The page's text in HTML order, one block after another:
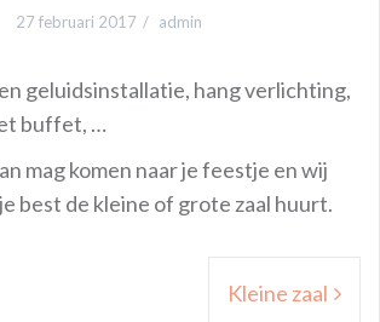
27 februari 2017 admin
geluidsinstallatie, hang verlichting,
buffet, …
mag komen naar je feestje en wij
best de kleine of grote zaal huurt.
Kleine zaal